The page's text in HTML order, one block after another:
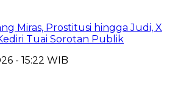
Miras, Prostitusi hingga Judi, X
Tuai Sorotan Publik
- 15:22 WIB